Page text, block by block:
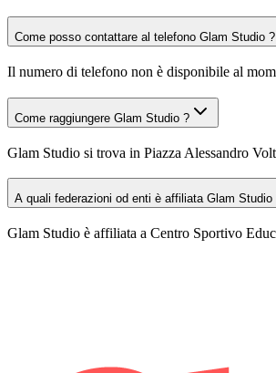
Come posso contattare al telefono Glam Studio ?
Il numero di telefono non è disponibile al
Come raggiungere Glam Studio ?
Glam Studio si trova in Piazza Alessandro
A quali federazioni od enti è affiliata Glam Studio
Glam Studio è affiliata a Centro Sportivo